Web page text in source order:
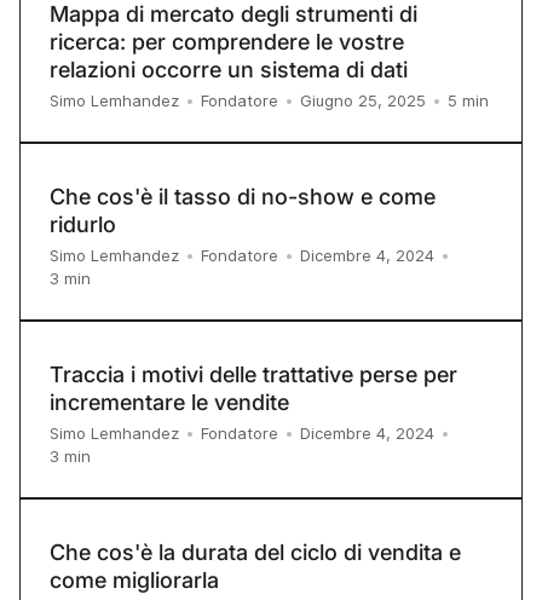
Mappa di mercato degli strumenti di
ricerca: per comprendere le vostre
relazioni occorre un sistema di dati
Simo Lemhandez • Fondatore • Giugno 25, 2025 • 5 min
Che cos'è il tasso di no-show e come
ridurlo
Simo Lemhandez • Fondatore • Dicembre 4, 2024 •
3 min
Traccia i motivi delle trattative perse per
incrementare le vendite
Simo Lemhandez • Fondatore • Dicembre 4, 2024 •
3 min
Che cos'è la durata del ciclo di vendita e
come migliorarla